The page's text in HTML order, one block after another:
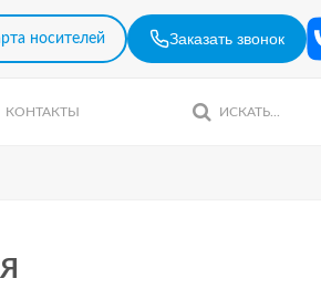
носителей Заказать звонок
КОНТАКТЫ